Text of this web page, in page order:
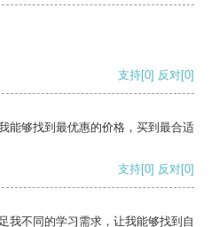
支持[0] 反对[0]
能够找到最优惠的价格，买到最合适
支持[0] 反对[0]
我不同的学习需求，让我能够找到自